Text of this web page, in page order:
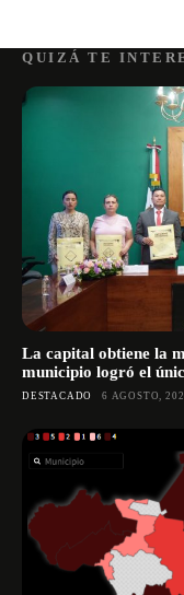
QUIZÁ TE
La capital obtiene la
municipio logró el
DESTACADO 6 AGOSTO,